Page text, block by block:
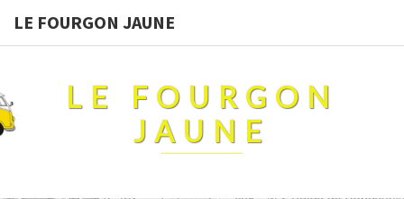
LE FOURGON JAUNE
LE FOURGON
JAUNE